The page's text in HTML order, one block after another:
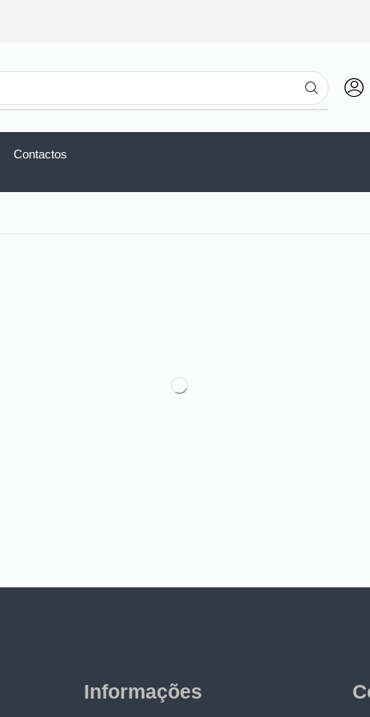
Contactos
Informações